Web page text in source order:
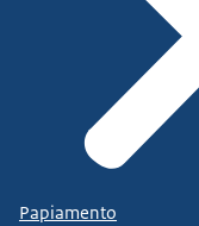
Papiamento